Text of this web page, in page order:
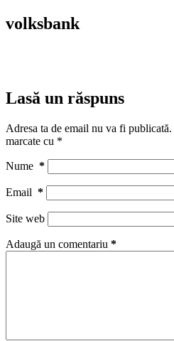
volksbank
Lasă un răspuns
Adresa ta de email nu va fi publicată.
marcate cu *
Nume *
Email *
Site web
Adaugă un comentariu *